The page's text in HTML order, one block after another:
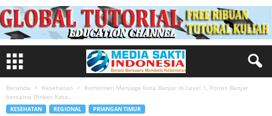
Beranda Kesehatan
Komitmen Menjaga Kota Banjar di Level 1, Polres Banjar
bersama Dinkes Kota...
KESEHATAN REGIONAL PRIANGAN TIMUR